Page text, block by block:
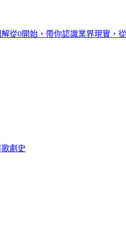
從0開始，帶你認識業界現實，
劇史